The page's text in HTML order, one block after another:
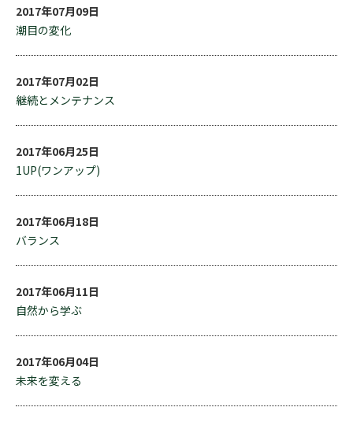
2017年07月09日
潮目の変化
2017年07月02日
継続とメンテナンス
2017年06月25日
1UP(ワンアップ)
2017年06月18日
バランス
2017年06月11日
自然から学ぶ
2017年06月04日
未来を変える